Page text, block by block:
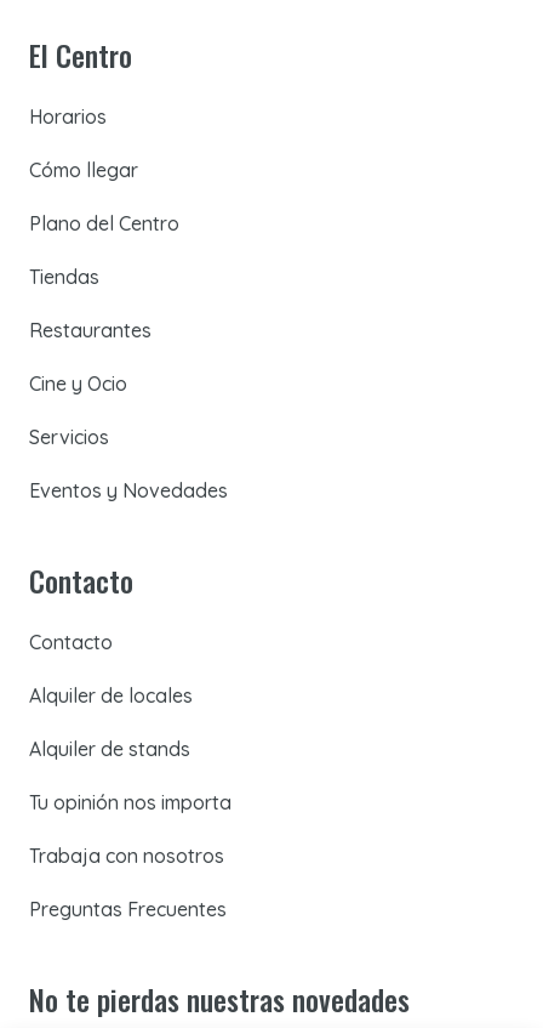
El Centro
Horarios
Cómo llegar
Plano del Centro
Tiendas
Restaurantes
Cine y Ocio
Servicios
Eventos y Novedades
Contacto
Contacto
Alquiler de locales
Alquiler de stands
Tu opinión nos importa
Trabaja con nosotros
Preguntas Frecuentes
No te pierdas nuestras novedades